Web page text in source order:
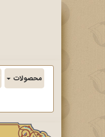
محصولات